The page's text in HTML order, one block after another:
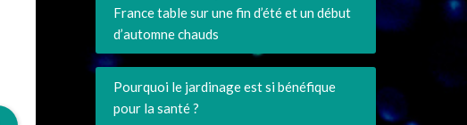
France table sur une fin d’été et un début
d’automne chauds
Pourquoi le jardinage est si bénéfique
pour la santé ?